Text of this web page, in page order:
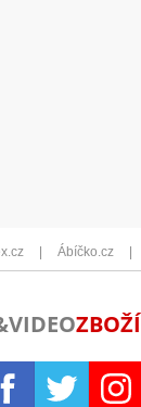
Ábíčko.cz
ZBOŽÍ